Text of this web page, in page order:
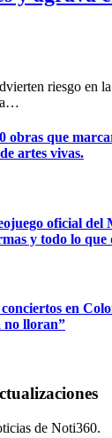
riesgo en
obras que
artes vivas.
oficial del
y todo lo que
en
no lloran”
de Noti360.